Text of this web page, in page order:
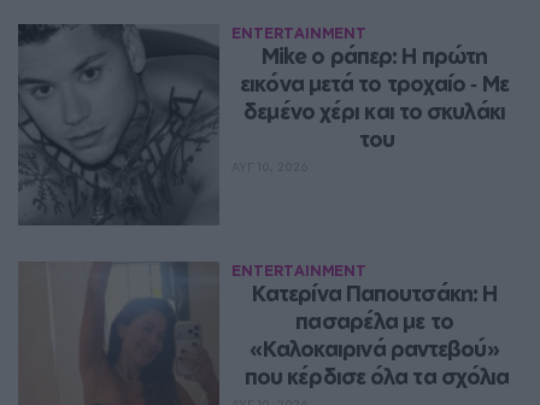
ENTERTAINMENT
Mike ο ράπερ: Η πρώτη
εικόνα μετά το τροχαίο ‑ Με
δεμένο χέρι και το σκυλάκι
του
ENTERTAINMENT
Κατερίνα Παπουτσάκη: Η
πασαρέλα με το
«Καλοκαιρινά ραντεβού»
που κέρδισε όλα τα σχόλια